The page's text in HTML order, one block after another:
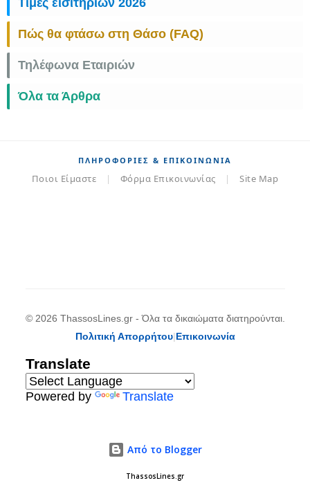
Πώς θα φτάσω στη Θάσο (FAQ)
Τηλέφωνα Εταιριών
Όλα τα Άρθρα
ΠΛΗΡΟΦΟΡΊΕΣ & ΕΠΙΚΟΙΝΩΝΊΑ
Ποιοι Είμαστε | Φόρμα Επικοινωνίας | Site Map
© 2026 ThassosLines.gr - Όλα τα δικαιώματα διατηρούνται.
Πολιτική Απορρήτου|Επικοινωνία
Translate
Powered by Translate
Από το Blogger
ThassosLines.gr